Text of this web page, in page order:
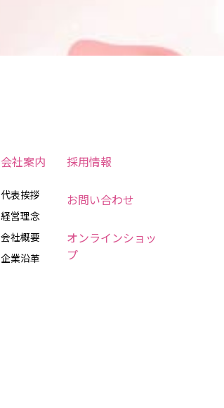
会社案内
代表挨拶
経営理念
会社概要
企業沿革
採用情報
お問い合わせ
オンラインショッ
プ